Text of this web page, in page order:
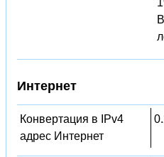
Интернет
Конвертация в IPv4
адрес Интернет